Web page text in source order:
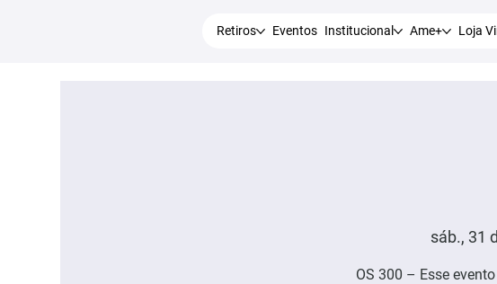
Retiros Eventos Institucional Ame+ Loja
sáb., 31
OS 300 – Esse